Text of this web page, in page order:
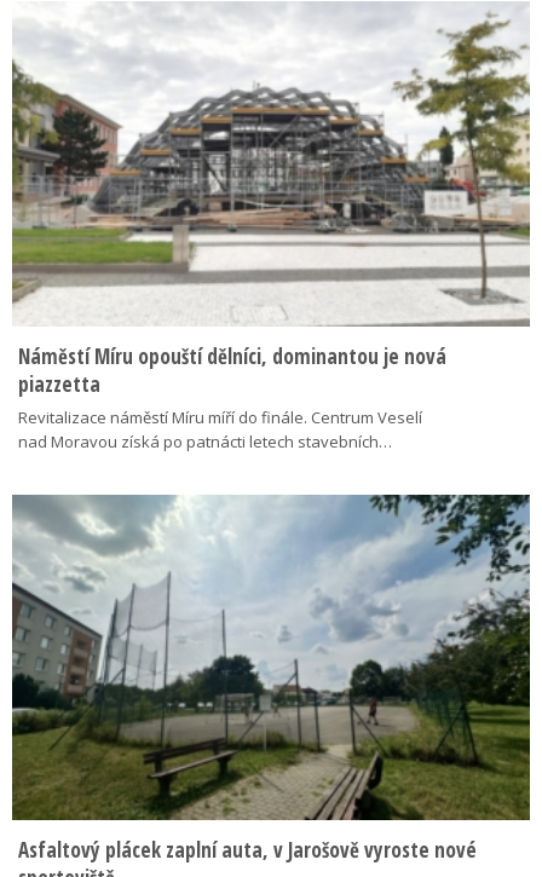
Náměstí Míru opouští dělníci, dominantou je nová
piazzetta
Revitalizace náměstí Míru míří do finále. Centrum Veselí
nad Moravou získá po patnácti letech stavebních…
Asfaltový plácek zaplní auta, v Jarošově vyroste nové